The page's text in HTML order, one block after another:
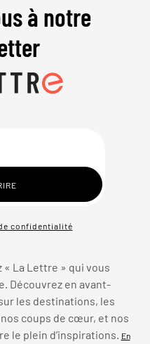
à notre
confidentialité
« La Lettre » qui vous
Découvrez en avant-
les destinations, les
coups de cœur, et nos
le plein d’inspirations.
En